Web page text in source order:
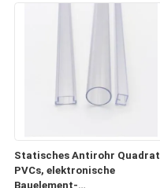
Statisches Antirohr Quadrat
PVCs, elektronische
Bauelement-